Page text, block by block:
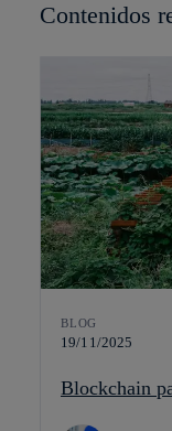
Contenidos
BLOG
19/11/2025
Blockchain